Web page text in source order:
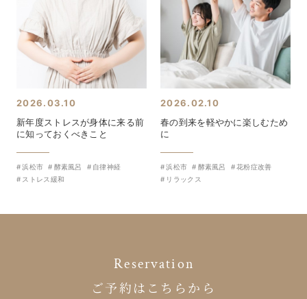
2026.03.10
新年度ストレスが身体に来る前
に知っておくべきこと
浜松市 酵素風呂
自律神経
ストレス緩和
2026.02.10
春の到来を軽やかに楽しむため
に
浜松市 酵素風呂
花粉症改善
リラックス
Reservation
ご予約はこちらから